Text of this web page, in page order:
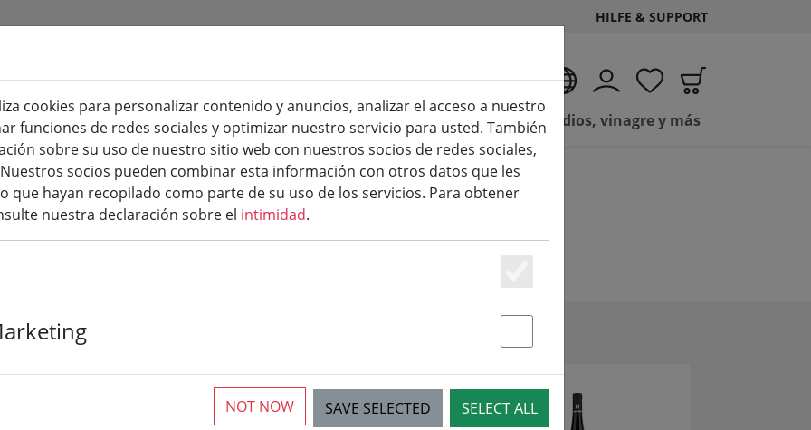
HILFE & SUPPORT
ES
Rosé & Blanc de Noir Vino espumoso y Secco Incendios, vinagre y más
cookies para personalizar contenido y anuncios, analizar el acceso a nuestro
funciones de redes sociales y optimizar nuestro servicio para usted. También
sobre su uso de nuestro sitio web con nuestros socios de redes sociales,
socios pueden combinar esta información con otros datos que les
que hayan recopilado como parte de su uso de los servicios. Para obtener
nuestra declaración sobre el intimidad.
SAVE SELECTED SELECT ALL
NOT NOW